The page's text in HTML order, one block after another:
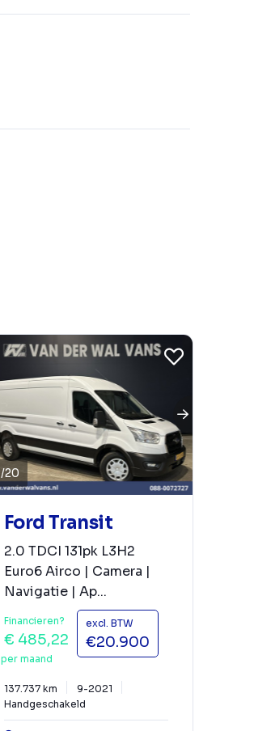
/20
Ford Transit
2.0 TDCI 131pk L3H2
Euro6 Airco | Camera |
Navigatie | Ap...
Financieren?
€ 485,22
per maand
excl. BTW
€20.900
137.737 km
9-2021
Handgeschakeld